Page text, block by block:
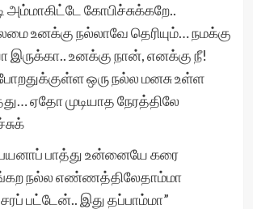
அம்மாகிட்டே கோபிச்சுக்கறே..
உனக்கு நல்லாவே தெரியும்… நமக்கு
இருக்கா.. உனக்கு நான், எனக்கு நீ!
ஒரு நல்ல மனசு உள்ள
ஏதோ முடியாத நேரத்திலே
பாத்து உன்னையே கரை
நல்ல எண்ணத்திலேதாம்மா
பட்டேன்.. இது தப்பாம்மா”